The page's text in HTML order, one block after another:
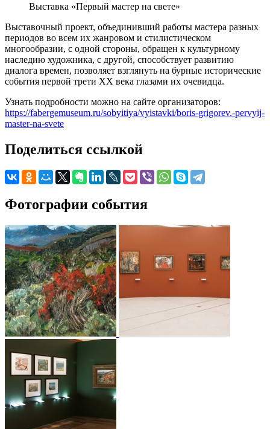
Выставка «Первый мастер на свете»
Выставочный проект, объединивший работы мастера разных
периодов во всем их жанровом и стилистическом
многообразии, с одной стороны, обращен к культурному
наследию художника, с другой, способствует развитию
диалога времен, позволяет взглянуть на бурные исторические
события первой трети XX века глазами их очевидца.
Узнать подробности можно на сайте организаторов:
https://fabergemuseum.ru/sobyitiya/vyistavki/boris-grigorev.-pervyij-
master-na-svete
Поделиться ссылкой
Фотографии события